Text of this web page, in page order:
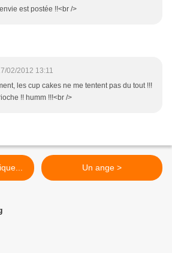
est postée !!<br />
02/2012 13:11
les cup cakes ne me tentent pas du tout !!!
!! humm !!!<br />
Un ange >